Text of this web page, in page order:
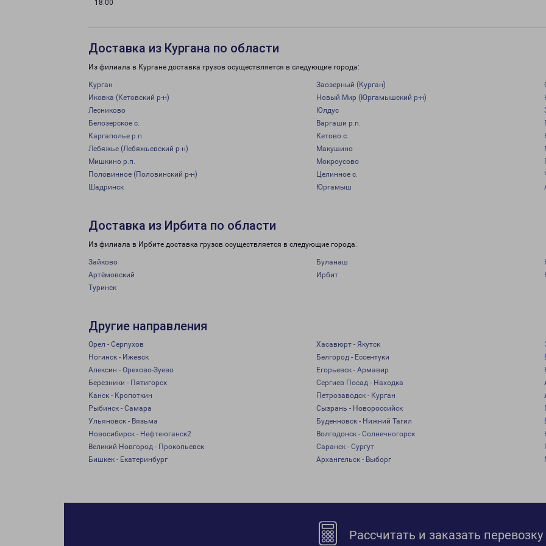
18:00
Доставка из Кургана по области
Из филиала в Кургане доставка грузов осуществляется в следующие города:
Курган Заозерный (Курган)
Иковка (Кетовский р-н)
Новый Мир (Юргамышский р-н)
Лесниково
Юлдус
Белозерское с.
Варгаши р.п.
Каргаполье р.п.
Кетово с.
Лебяжье (Лебяжьевский р-н)
Макушино
Мишкино р.п.
Мокроусово
Половинное (Половинский р-н)
Целинное с.
Шадринск
Юргамыш
Доставка из Ирбита по области
Из филиала в Ирбите доставка грузов осуществляется в следующие города:
Зайково Буланаш
Артёмовский
Ирбит
Туринск
Другие направления
Орел - Серпухов Хасавюрт - Якутск
Ногинск - Ижевск
Белгород - Ессентуки
Алексин - Орехово-Зуево
Егорьевск - Армавир
Березники - Пятигорск
Сергиев Посад - Находка
Канск - Кропоткин
Петрозаводск - Курган
Рыбинск - Самара
Сызрань - Новороссийск
Ульяновск - Вязьма
Буденновск - Нижний Тагил
Новосибирск - Нефтеюганск2
Волгодонск - Солнечногорск
Великий Новгород - Прокопьевск
Саранск - Сургут
Бишкек - Екатеринбург
Архангельск - Выборг
Рассчитать и заказать перевозку